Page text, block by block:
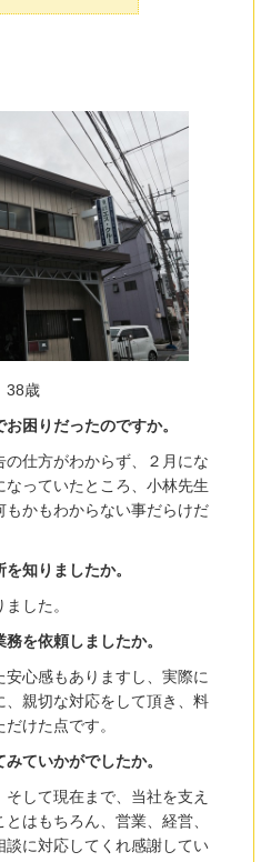
歳
困りだったのですか。
仕方がわからず、２月にな
っていたところ、小林先生
もかもわからない事だらけだ
知りましたか。
した。
を依頼しましたか。
心感もありますし、実際に
親切な対応をして頂き、料
けた点です。
ていかがでしたか。
して現在まで、当社を支え
はもちろん、営業、経営、
に対応してくれ感謝してい